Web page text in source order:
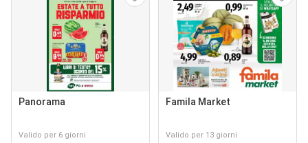
Panorama
Valido per 6 giorni
Famila Market
Valido per 13 giorni